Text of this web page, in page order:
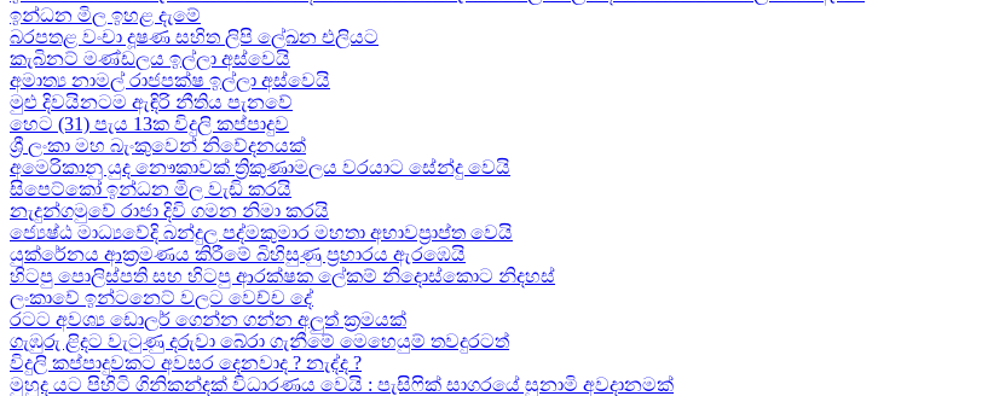
ඉන්ධන මිල ඉහළ දැමේ
බරපතළ වංචා දූෂණ සහිත ලිපි ලේඛන එලියට
කැබිනට් මණ්ඩලය ඉල්ලා අස්වෙයි
අමාත්‍ය නාමල් රාජපක්ෂ ඉල්ලා අස්වෙයි
මුළු දිවයිනටම ඇඳිරි නීතිය පැනවේ
හෙට (31) පැය 13ක විදුලි කප්පාදුව
ශ්‍රී ලංකා මහ බැංකුවෙන් නිවේදනයක්
අමෙරිකානු යුද නෞකාවක් ත්‍රිකුණාමලය වරයාට සේන්දු වෙයි
සිපෙට්කෝ ඉන්ධන මිල වැඩි කරයි
නැදුන්ගමුවේ රාජා දිවි ගමන නිමා කරයි
ජ්‍යෙෂ්ඨ මාධ්‍යවේදි බන්දුල පද්මකුමාර මහතා අභාවප්‍රාප්ත වෙයි
යුක්රේනය ආක්‍රමණය කිරීමේ බිහිසුණු ප්‍රහාරය ඇරඹෙයි
හිටපු පොලිස්පති සහ හිටපු ආරක්ෂක ලේකම් නිදොස්කොට නිදහස්
ලංකාවේ ඉන්ටනෙට් වලට වෙච්ච දේ
රටට අවශ්‍ය ඩොලර් ගෙන්න ගන්න අලුත් ක්‍රමයක්
ගැඹුරු ළිදට වැටුණු දරුවා බේරා ගැනීමේ මෙහෙයුම් තවදුරටත්
විදුලි කප්පාදුවකට අවසර දෙනවාද ? නැද්ද ?
මුහුද යට පිහිටි ගිනිකන්දක් විධාරණය වෙයි : පැසිෆික් සාගරයේ සුනාමි අවදානමක්